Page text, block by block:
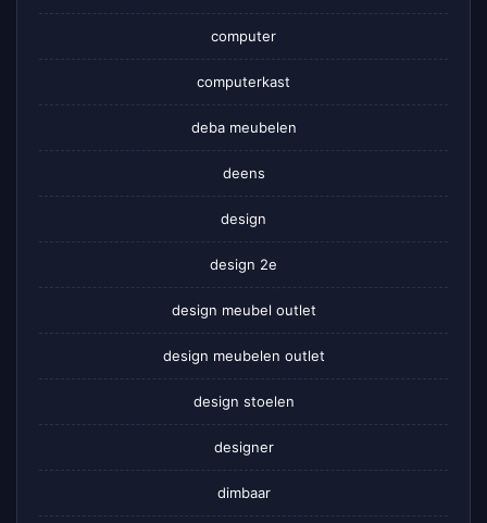
computer
computerkast
deba meubelen
deens
design
design 2e
design meubel outlet
design meubelen outlet
design stoelen
designer
dimbaar